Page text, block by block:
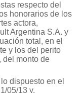
respecto del
honorarios de los
actora,
Argentina S.A. y
total, en el
y los del perito
del monto de
dispuesto en el
05/13 y,